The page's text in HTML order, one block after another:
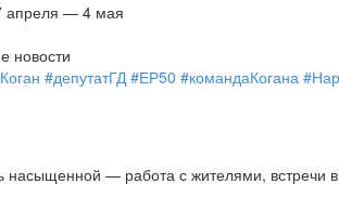
апреля — 4 мая
новости
#депутатГД #ЕР50 #командаКогана
насыщенной — работа с жителями, встречи